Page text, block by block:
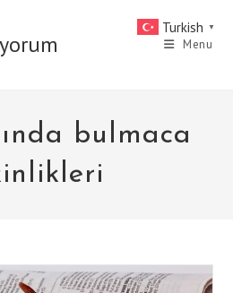
Menu
bulmaca
Turkish ▼